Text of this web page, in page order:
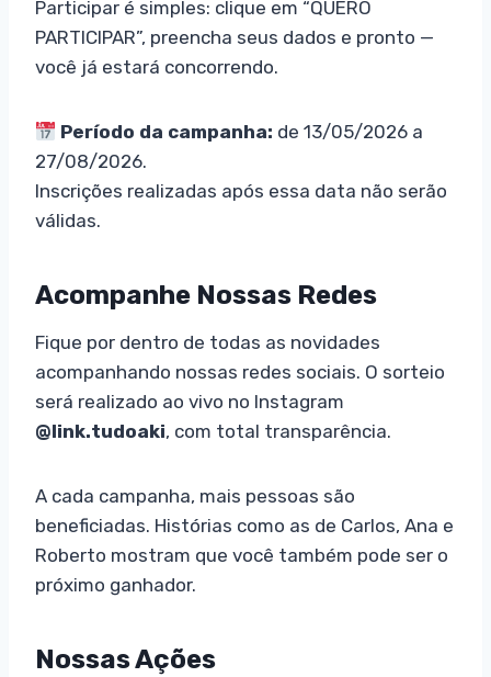
Participar é simples: clique em “QUERO
PARTICIPAR”, preencha seus dados e pronto —
você já estará concorrendo.
Período da campanha: de 13/05/2026 a
27/08/2026.
Inscrições realizadas após essa data não serão
válidas.
Acompanhe Nossas Redes
Fique por dentro de todas as novidades
acompanhando nossas redes sociais. O sorteio
será realizado ao vivo no Instagram
@link.tudoaki, com total transparência.
A cada campanha, mais pessoas são
beneficiadas. Histórias como as de Carlos, Ana e
Roberto mostram que você também pode ser o
próximo ganhador.
Nossas Ações